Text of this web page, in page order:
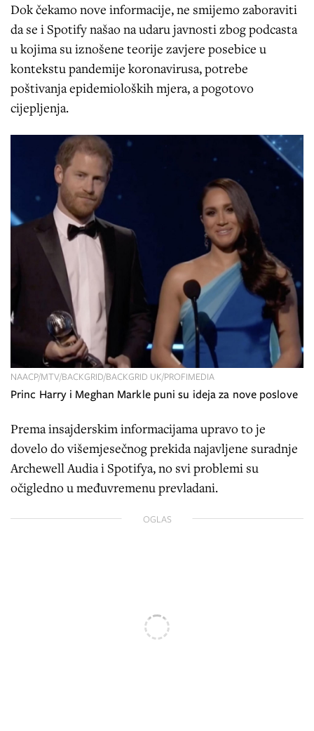
Dok čekamo nove informacije, ne smijemo zaboraviti
da se i Spotify našao na udaru javnosti zbog podcasta
u kojima su iznošene teorije zavjere posebice u
kontekstu pandemije koronavirusa, potrebe
poštivanja epidemioloških mjera, a pogotovo
cijepljenja.
Princ Harry i Meghan Markle puni su ideja za nove poslove
NAACP/MTV/BACKGRID/BACKGRID UK/PROFIMEDIA
Prema insajderskim informacijama upravo to je
dovelo do višemjesečnog prekida najavljene suradnje
Archewell Audia i Spotifya, no svi problemi su
očigledno u međuvremenu prevladani.
OGLAS